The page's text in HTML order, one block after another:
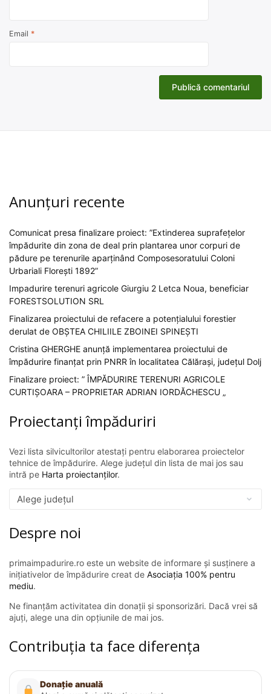
Email *
Anunțuri recente
Comunicat presa finalizare proiect: ”Extinderea suprafețelor
împădurite din zona de deal prin plantarea unor corpuri de
pădure pe terenurile aparținând Composesoratului Coloni
Urbariali Florești 1892”
Impadurire terenuri agricole Giurgiu 2 Letca Noua, beneficiar
FORESTSOLUTION SRL
Finalizarea proiectului de refacere a potențialului forestier
derulat de OBȘTEA CHILIILE ZBOINEI SPINEȘTI
Cristina GHERGHE anunță implementarea proiectului de
împădurire finanțat prin PNRR în localitatea Călărași, județul Dolj
Finalizare proiect: ” ÎMPĂDURIRE TERENURI AGRICOLE
CURTIȘOARA – PROPRIETAR ADRIAN IORDĂCHESCU „
Proiectanți împăduriri
Vezi lista silvicultorilor atestați pentru elaborarea proiectelor
tehnice de împădurire. Alege județul din lista de mai jos sau
intră pe Harta proiectanților.
Despre noi
primaimpadurire.ro este un website de informare și susținere a
inițiativelor de împădurire creat de Asociația 100% pentru
mediu.
Ne finanțăm activitatea din donații și sponsorizări. Dacă vrei să
ajuți, alege una din opțiunile de mai jos.
Contribuția ta face diferența
Donație anuală